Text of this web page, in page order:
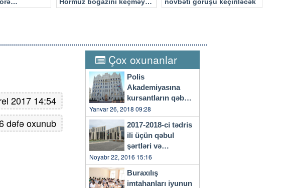
2017 14:54
dəfə oxunub
Çox oxunanlar
Polis
Akademiyasına
kursantların qəbulu
başlayıb
Yanvar 26, 2018 09:28
2017-2018-ci tədris
ili üçün qəbul
şərtləri və
qaydaları…
Noyabr 22, 2016 15:16
Buraxılış
imtahanları iyunun